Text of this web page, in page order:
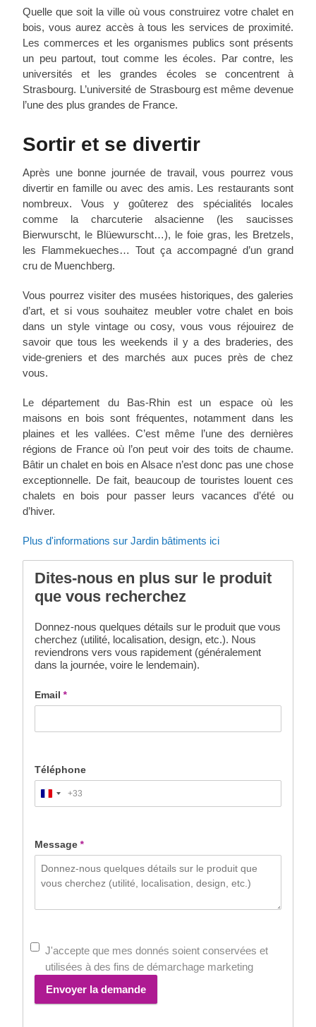
Quelle que soit la ville où vous construirez votre chalet en
bois, vous aurez accès à tous les services de proximité.
Les commerces et les organismes publics sont présents
un peu partout, tout comme les écoles. Par contre, les
universités et les grandes écoles se concentrent à
Strasbourg. L’université de Strasbourg est même devenue
l’une des plus grandes de France.
Sortir et se divertir
Après une bonne journée de travail, vous pourrez vous
divertir en famille ou avec des amis. Les restaurants sont
nombreux. Vous y goûterez des spécialités locales
comme la charcuterie alsacienne (les saucisses
Bierwurscht, le Blüewurscht…), le foie gras, les Bretzels,
les Flammekueches… Tout ça accompagné d’un grand
cru de Muenchberg.
Vous pourrez visiter des musées historiques, des galeries
d’art, et si vous souhaitez meubler votre chalet en bois
dans un style vintage ou cosy, vous vous réjouirez de
savoir que tous les weekends il y a des braderies, des
vide-greniers et des marchés aux puces près de chez
vous.
Le département du Bas-Rhin est un espace où les
maisons en bois sont fréquentes, notamment dans les
plaines et les vallées. C’est même l’une des dernières
régions de France où l’on peut voir des toits de chaume.
Bâtir un chalet en bois en Alsace n’est donc pas une chose
exceptionnelle. De fait, beaucoup de touristes louent ces
chalets en bois pour passer leurs vacances d’été ou
d’hiver.
Plus d'informations sur Jardin bâtiments ici
Dites-nous en plus sur le produit
que vous recherchez
Donnez-nous quelques détails sur le produit que vous
cherchez (utilité, localisation, design, etc.). Nous
reviendrons vers vous rapidement (généralement
dans la journée, voire le lendemain).
Email *
Téléphone
France
+33
+33
Message*
J'accepte que mes donnés soient conservées et
utilisées à des fins de démarchage marketing
Envoyer la demande